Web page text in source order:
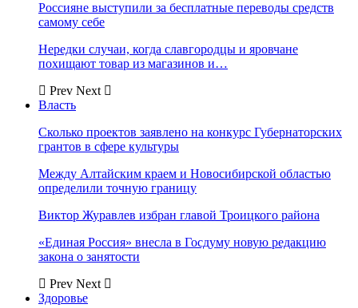
Россияне выступили за бесплатные переводы средств
самому себе
Нередки случаи, когда славгородцы и яровчане
похищают товар из магазинов и…
Prev Next
Власть
Сколько проектов заявлено на конкурс Губернаторских
грантов в сфере культуры
Между Алтайским краем и Новосибирской областью
определили точную границу
Виктор Журавлев избран главой Троицкого района
«Единая Россия» внесла в Госдуму новую редакцию
закона о занятости
Prev Next
Здоровье